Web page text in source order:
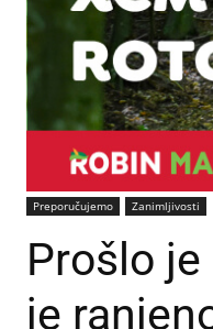
Preporučujemo Zanimljivosti
Prošlo
je